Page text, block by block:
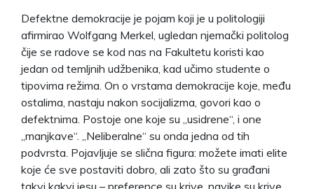
Defektne demokracije je pojam koji je u politologiji
afirmirao Wolfgang Merkel, ugledan njemački politolog
čije se radove se kod nas na Fakultetu koristi kao
jedan od temljnih udžbenika, kad učimo studente o
tipovima režima. On o vrstama demokracije koje, među
ostalima, nastaju nakon socijalizma, govori kao o
defektnima. Postoje one koje su „usidrene“, i one
„manjkave“. „Neliberalne“ su onda jedna od tih
podvrsta. Pojavljuje se slična figura: možete imati elite
koje će sve postaviti dobro, ali zato što su građani
takvi kakvi jesu – preference su krive, navike su krive,